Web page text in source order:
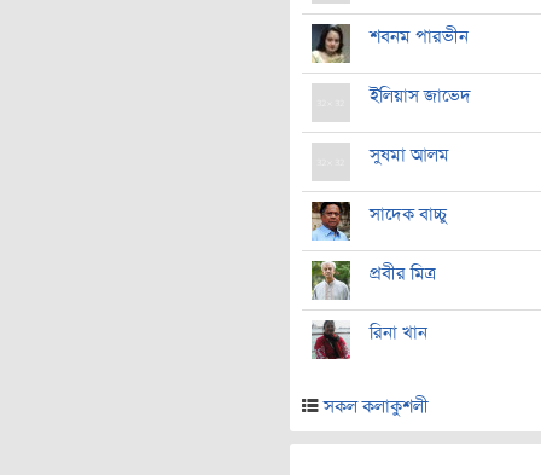
শবনম পারভীন
ইলিয়াস জাভেদ
সুষমা আলম
সাদেক বাচ্চু
প্রবীর মিত্র
রিনা খান
সকল কলাকুশলী